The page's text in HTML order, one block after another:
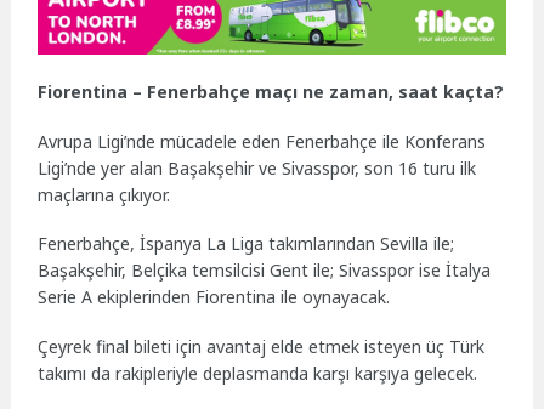
Fiorentina – Fenerbahçe maçı ne zaman, saat kaçta?
Avrupa Ligi’nde mücadele eden Fenerbahçe ile Konferans
Ligi’nde yer alan Başakşehir ve Sivasspor, son 16 turu ilk
maçlarına çıkıyor.
Fenerbahçe, İspanya La Liga takımlarından Sevilla ile;
Başakşehir, Belçika temsilcisi Gent ile; Sivasspor ise İtalya
Serie A ekiplerinden Fiorentina ile oynayacak.
Çeyrek final bileti için avantaj elde etmek isteyen üç Türk
takımı da rakipleriyle deplasmanda karşı karşıya gelecek.